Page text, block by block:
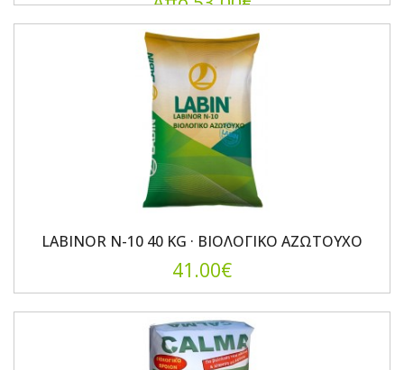
LABINOR N-10 40 KG · ΒΙΟΛΟΓΙΚΟ ΑΖΩΤΟΥΧΟ
41.00€